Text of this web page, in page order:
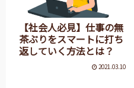
【社会人必見】仕事の無
茶ぶりをスマートに打ち
返していく方法とは？
2021.03.10